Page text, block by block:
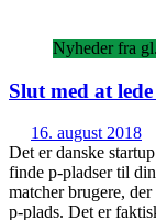
Nyheder fra
Slut med at
16. august 2018
Det er danske
finde p-pladser til
matcher brugere,
p-plads. Det er